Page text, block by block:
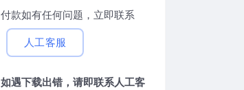
付款如有任何问题，立即联系
人工客服
如遇下载出错，请即联系人工客